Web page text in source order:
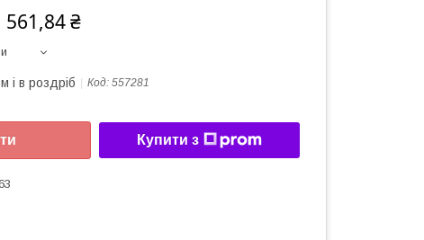
561,84 ₴
і в роздріб Код: 557281
Купити з